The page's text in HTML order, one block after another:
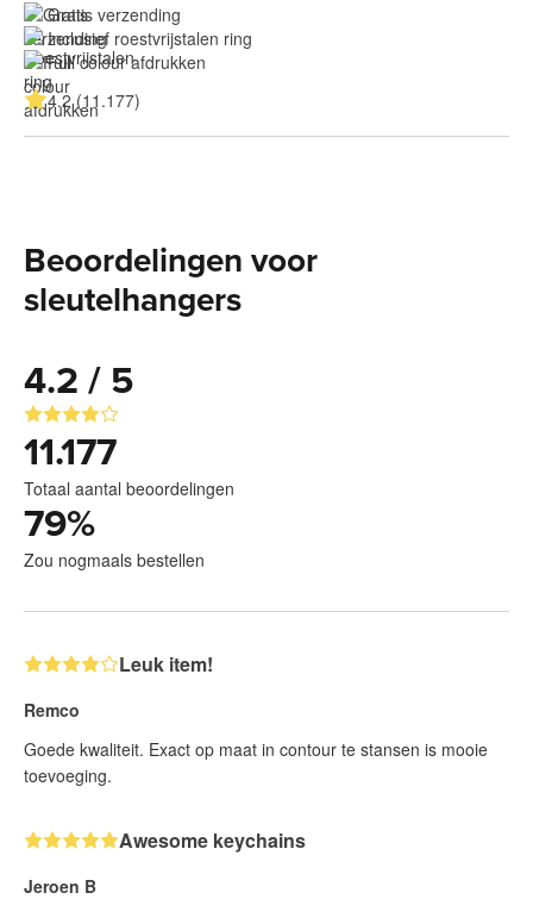
Gratis verzending
Inclusief roestvrijstalen ring
Full colour afdrukken
4.2 (11.177)
Beoordelingen voor
sleutelhangers
4.2 / 5
11.177
Totaal aantal beoordelingen
79%
Zou nogmaals bestellen
Leuk item!
Remco
Goede kwaliteit. Exact op maat in contour te stansen is mooie
toevoeging.
Awesome keychains
Jeroen B